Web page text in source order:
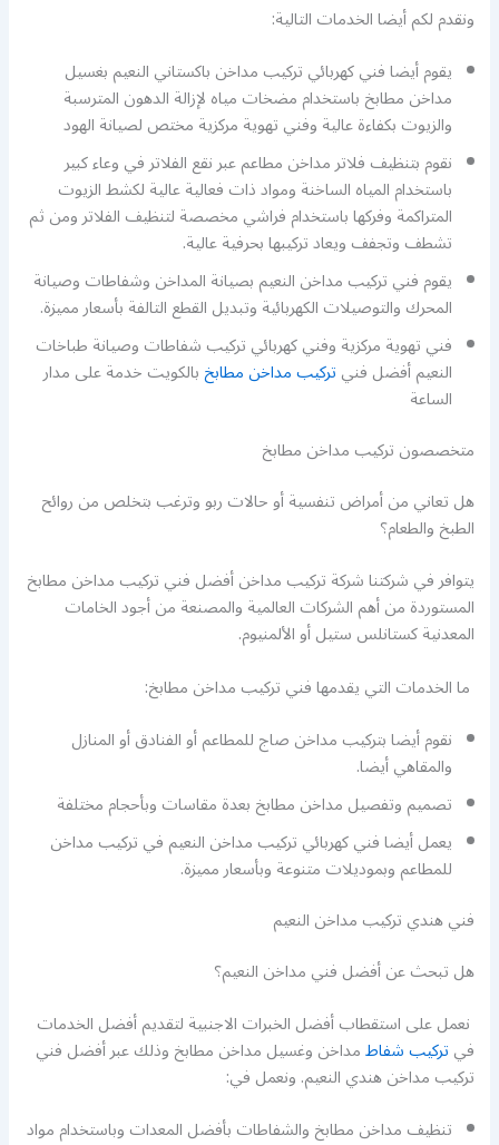
ونقدم لكم أيضا الخدمات التالية:
يقوم أيضا فني كهربائي تركيب مداخن باكستاني النعيم بغسيل
مداخن مطابخ باستخدام مضخات مياه لإزالة الدهون المترسبة
والزيوت بكفاءة عالية وفني تهوية مركزية مختص لصيانة الهود
نقوم بتنظيف فلاتر مداخن مطاعم عبر نقع الفلاتر في وعاء كبير
باستخدام المياه الساخنة ومواد ذات فعالية عالية لكشط الزيوت
المتراكمة وفركها باستخدام فراشي مخصصة لتنظيف الفلاتر ومن ثم
تشطف وتجفف ويعاد تركيبها بحرفية عالية.
يقوم فني تركيب مداخن النعيم بصيانة المداخن وشفاطات وصيانة
المحرك والتوصيلات الكهربائية وتبديل القطع التالفة بأسعار مميزة.
فني تهوية مركزية وفني كهربائي تركيب شفاطات وصيانة طباخات
النعيم أفضل فنيتركيب مداخن مطابخبالكويت خدمة على مدار
الساعة
متخصصون تركيب مداخن مطابخ
هل تعاني من أمراض تنفسية أو حالات ربو وترغب بتخلص من روائح
الطبخ والطعام؟
يتوافر في شركتنا شركة تركيب مداخن أفضل فني تركيب مداخن مطابخ
المستوردة من أهم الشركات العالمية والمصنعة من أجود الخامات
المعدنية كستانلس ستيل أو الألمنيوم.
ما الخدمات التي يقدمها فني تركيب مداخن مطابخ:
نقوم أيضا بتركيب مداخن صاج للمطاعم أو الفنادق أو المنازل
والمقاهي أيضا.
تصميم وتفصيل مداخن مطابخ بعدة مقاسات وبأحجام مختلفة
يعمل أيضا فني كهربائي تركيب مداخن النعيم في تركيب مداخن
للمطاعم وبموديلات متنوعة وبأسعار مميزة.
فني هندي تركيب مداخن النعيم
هل تبحث عن أفضل فني مداخن النعيم؟
نعمل على استقطاب أفضل الخبرات الاجنبية لتقديم أفضل الخدمات
فيتركيب شفاطمداخن وغسيل مداخن مطابخ وذلك عبر أفضل فني
تركيب مداخن هندي النعيم. ونعمل في:
تنظيف مداخن مطابخ والشفاطات بأفضل المعدات وباستخدام مواد